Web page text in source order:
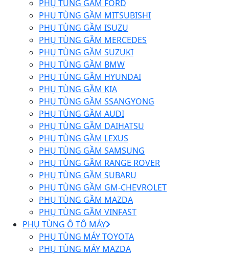
PHỤ TÙNG GẦM FORD
PHỤ TÙNG GẦM MITSUBISHI
PHỤ TÙNG GẦM ISUZU
PHỤ TÙNG GẦM MERCEDES
PHỤ TÙNG GẦM SUZUKI
PHỤ TÙNG GẦM BMW
PHỤ TÙNG GẦM HYUNDAI
PHỤ TÙNG GẦM KIA
PHỤ TÙNG GẦM SSANGYONG
PHỤ TÙNG GẦM AUDI
PHỤ TÙNG GẦM DAIHATSU
PHỤ TÙNG GẦM LEXUS
PHỤ TÙNG GẦM SAMSUNG
PHỤ TÙNG GẦM RANGE ROVER
PHỤ TÙNG GẦM SUBARU
PHỤ TÙNG GẦM GM-CHEVROLET
PHỤ TÙNG GẦM MAZDA
PHỤ TÙNG GẦM VINFAST
PHỤ TÙNG Ô TÔ MÁY
PHỤ TÙNG MÁY TOYOTA
PHỤ TÙNG MÁY MAZDA